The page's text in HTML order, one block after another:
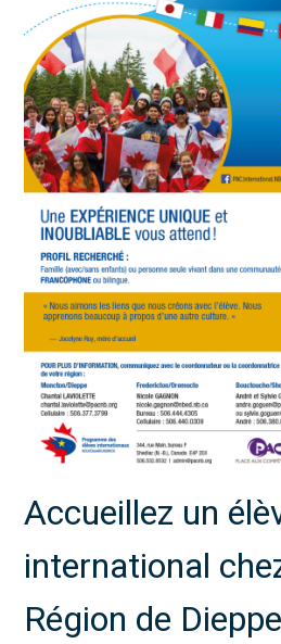
Accueillez un
international
Région de Dieppe